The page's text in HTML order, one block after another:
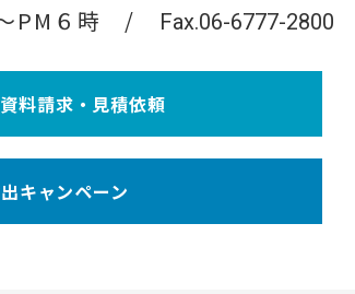
PM６時 Fax.06-6777-2800
料請求・見積依頼
キャンペーン